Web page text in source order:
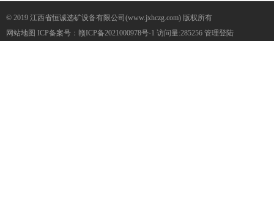
© 2019 江西省恒诚选矿设备有限公司(www.jxhczg.com) 版权所有
网站地图 ICP备案号： 赣ICP备2021000978号-1 访问量:285256 管理登陆